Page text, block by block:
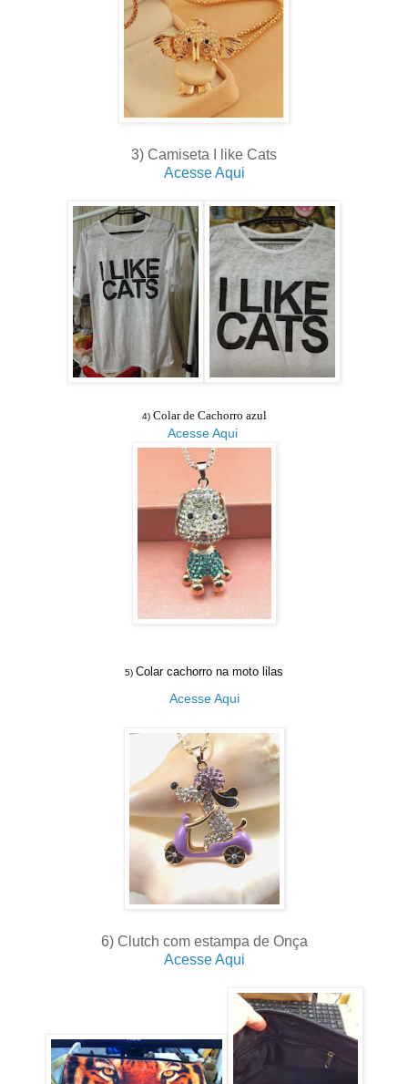
3) Camiseta I like Cats
Acesse Aqui
4) Colar de Cachorro azul
Acesse Aqui
5) Colar cachorro na moto lilas
Acesse Aqui
6) Clutch com estampa de Onça
Acesse Aqui